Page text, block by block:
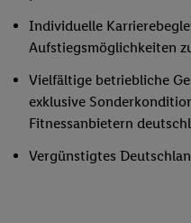
Individuelle
Aufstiegsmöglichkeiten
Vielfältige betriebliche
exklusive
Fitnessanbietern
Vergünstigtes